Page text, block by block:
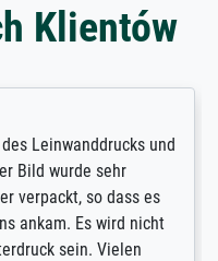
Klientów
und
sehr
so dass es
Es wird nicht
sein. Vielen